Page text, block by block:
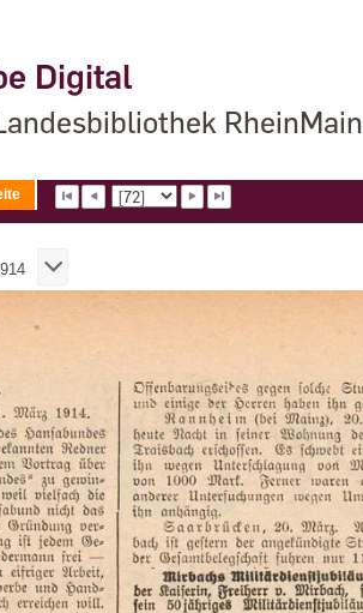
Digital
RheinMain